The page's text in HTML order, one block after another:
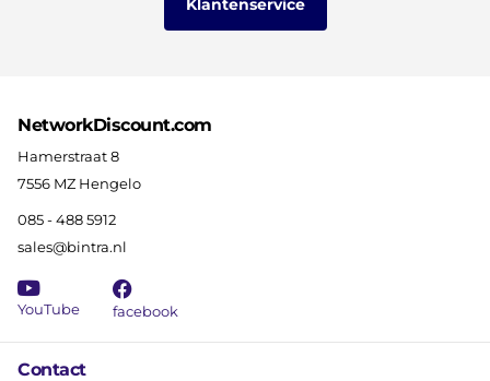
Klantenservice
Contact
NetworkDiscount.com
Hamerstraat 8
7556 MZ Hengelo
085 - 488 5912
sales@bintra.nl
YouTube facebook